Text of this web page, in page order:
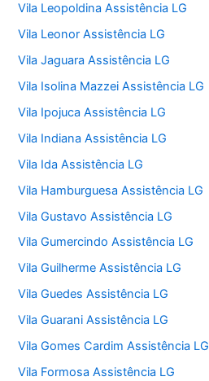
Vila Leopoldina Assistência LG
Vila Leonor Assistência LG
Vila Jaguara Assistência LG
Vila Isolina Mazzei Assistência LG
Vila Ipojuca Assistência LG
Vila Indiana Assistência LG
Vila Ida Assistência LG
Vila Hamburguesa Assistência LG
Vila Gustavo Assistência LG
Vila Gumercindo Assistência LG
Vila Guilherme Assistência LG
Vila Guedes Assistência LG
Vila Guarani Assistência LG
Vila Gomes Cardim Assistência LG
Vila Formosa Assistência LG